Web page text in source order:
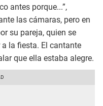
antes porque...”,
las cámaras, pero en
su pareja, quien se
la fiesta. El cantante
que ella estaba alegre.